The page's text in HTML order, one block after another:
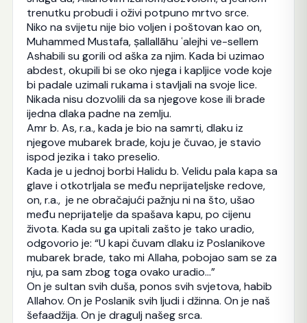
trenutku probudi i oživi potpuno mrtvo srce.
Niko na svijetu nije bio voljen i poštovan kao on,
Muhammed Mustafa, ṣallallāhu ʿalejhi ve-sellem
Ashabili su gorili od aška za njim. Kada bi uzimao
abdest, okupili bi se oko njega i kapljice vode koje
bi padale uzimali rukama i stavljali na svoje lice.
Nikada nisu dozvolili da sa njegove kose ili brade
ijedna dlaka padne na zemlju.
Amr b. As, r.a., kada je bio na samrti, dlaku iz
njegove mubarek brade, koju je čuvao, je stavio
ispod jezika i tako preselio.
Kada je u jednoj borbi Halidu b. Velidu pala kapa sa
glave i otkotrljala se među neprijateljske redove,
on, r.a., je ne obračajući pažnju ni na što, ušao
među neprijatelje da spašava kapu, po cijenu
života. Kada su ga upitali zašto je tako uradio,
odgovorio je: “U kapi čuvam dlaku iz Poslanikove
mubarek brade, tako mi Allaha, pobojao sam se za
nju, pa sam zbog toga ovako uradio…”
On je sultan svih duša, ponos svih svjetova, habib
Allahov. On je Poslanik svih ljudi i džinna. On je naš
šefaadžija. On je dragulj našeg srca.